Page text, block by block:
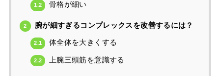
1.2 骨格が細い
2 腕が細すぎるコンプレックスを改善するには？
2.1 体全体を大きくする
2.2 上腕三頭筋を意識する